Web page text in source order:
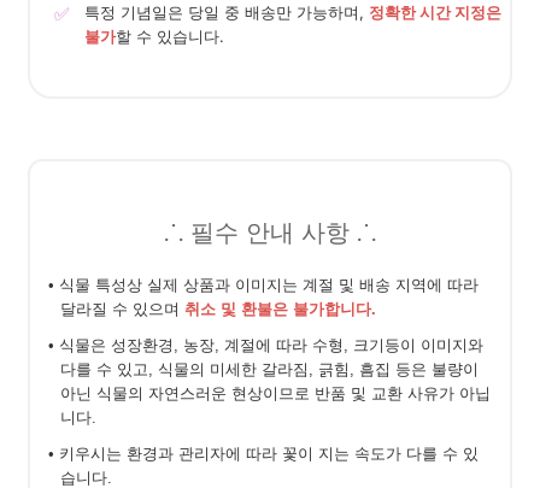
✅ 특정 기념일은 당일 중 배송만 가능하며, 정확한 시간 지정은
불가할 수 있습니다.
⸫ 필수 안내 사항 ⸫
• 식물 특성상 실제 상품과 이미지는 계절 및 배송 지역에 따라
달라질 수 있으며 취소 및 환불은 불가합니다.
• 식물은 성장환경, 농장, 계절에 따라 수형, 크기등이 이미지와
다를 수 있고, 식물의 미세한 갈라짐, 긁힘, 흠집 등은 불량이
아닌 식물의 자연스러운 현상이므로 반품 및 교환 사유가 아닙
니다.
• 키우시는 환경과 관리자에 따라 꽃이 지는 속도가 다를 수 있
습니다.